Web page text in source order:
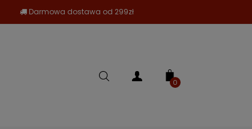
Darmowa dostawa od 299zł
0